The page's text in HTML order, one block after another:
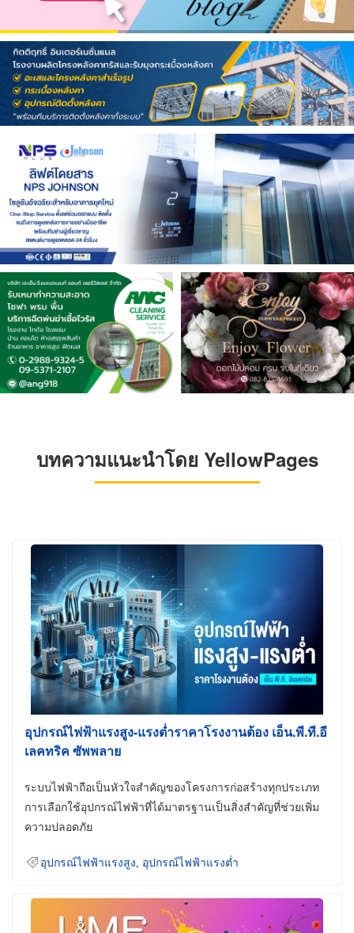
บทความแนะนำโดย YellowPages
อุปกรณ์ไฟฟ้าแรงสูง-แรงต่ำราคาโรงงานต้อง เอ็น.พี.ที.อี
เลคทริค ซัพพลาย
ระบบไฟฟ้าถือเป็นหัวใจสำคัญของโครงการก่อสร้างทุกประเภท
การเลือกใช้อุปกรณ์ไฟฟ้าที่ได้มาตรฐานเป็นสิ่งสำคัญที่ช่วยเพิ่ม
ความปลอดภัย
อุปกรณ์ไฟฟ้าแรงสูง อุปกรณ์ไฟฟ้าแรงต่ำ